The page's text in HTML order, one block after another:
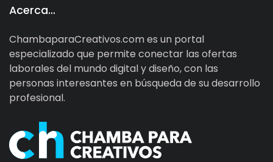
Acerca…
ChambaparaCreativos.com es un portal
especializado que permite conectar las ofertas
laborales del mundo digital y diseño, con las
personas interesantes en búsqueda de su desarrollo
profesional.